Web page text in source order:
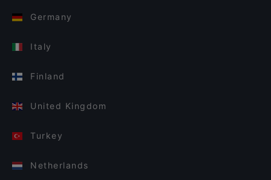
Germany
Italy
Finland
United Kingdom
Turkey
Netherlands